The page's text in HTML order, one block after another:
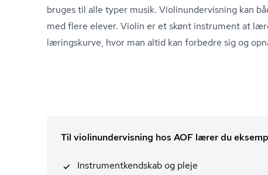
bruges til alle typer musik. Vi­o­li­nun­der­vis­ning kan
med flere elever. Violin er et skønt instrument at
læringskurve, hvor man altid kan forbedre sig og
Til violinundervisning hos AOF lærer du
In­stru­ment­kend­skab og pleje